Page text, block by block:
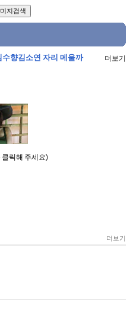
향김소연 자리 메울까 더보기
클릭해 주세요)
더보기